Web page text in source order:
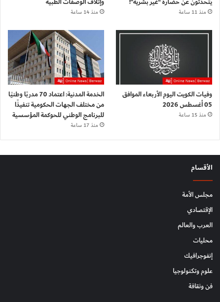
منذ 11 ساعة منذ 14 ساعة
وفيات الكويت اليوم الأربعاء الموافق
05 أغسطس 2026
منذ 15 ساعة
الخدمة المدنية: اعتماد 70 مدربًا وطنيًا
من مختلف الجهات الحكومية تنفيذًا
للبرنامج الوطني للحوكمة المؤسسية
منذ 17 ساعة
الأقسام
مجلس الأمة
الإقتصادي
العرب والعالم
محليات
إنفوجرافيك
علوم وتكنولوجيا
فن وثقافة